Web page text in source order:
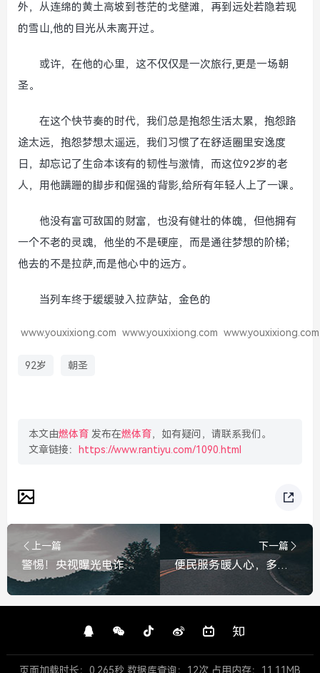
外，从连绵的黄土高坡到苍茫的戈壁滩，再到远处若隐若现
的雪山,他的目光从未离开过。
或许，在他的心里，这不仅仅是一次旅行,更是一场朝
圣。
在这个快节奏的时代，我们总是抱怨生活太累，抱怨路
途太远，抱怨梦想太遥远，我们习惯了在舒适圈里安逸度
日，却忘记了生命本该有的韧性与激情，而这位92岁的老
人，用他蹒跚的脚步和倔强的背影,给所有年轻人上了一课。
他没有富可敌国的财富，也没有健壮的体魄，但他拥有
一个不老的灵魂，他坐的不是硬座，而是通往梦想的阶梯；
他去的不是拉萨,而是他心中的远方。
当列车终于缓缓驶入拉萨站，金色的
www.youxixiong.com www.youxixiong.com www.youxixiong.com
92岁 朝圣
本文由燃体育 发布在燃体育，如有疑问，请联系我们。
文章链接：
https://www.rantiyu.com/1090.html
上一篇
警惕！央视曝光电诈洗钱新套路，利用AI换脸与虚拟货币，这种黑产你一定要看清！警惕！央视曝光电诈洗钱新套路，AI换脸与虚拟货币黑产
下一篇
便民服务暖人心，多地开启考生办证绿色通道，多地开启考生办证绿色通道，便民服务暖人心
页面加载时长：0.265秒 数据库查询：12次 占用内存：11.11MB